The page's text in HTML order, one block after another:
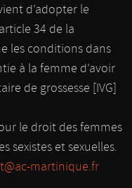
d’adopter le
34 de la
les conditions dans
à la femme d’avoir
de grossesse [IVG]
le droit des femmes
sexistes et sexuelles.
martinique.fr